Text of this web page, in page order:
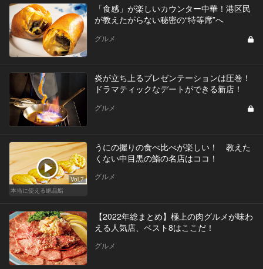
「食感」が楽しいカウンター中華！港区民
が教えたがらない秘密の“特等席”へ
グルメ
炎が立ち上るプレゼンテーションは圧巻！
ドラマティックなデートができる新店！
グルメ
Vol.7
本当に使える絶品鮨
うにの握りの食べ比べが楽しい！ 教えた
くない中目黒の鮨の名店はココ！
グルメ
【2022年総まとめ】極上の肉グルメが味わ
える人気店、ベスト8はここだ！
グルメ